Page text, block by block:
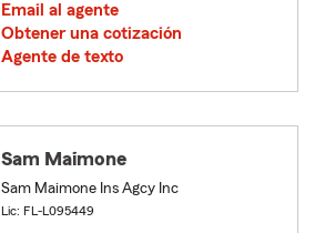
Email al agente
Obtener una cotización
Agente de texto
Sam Maimone
Sam Maimone Ins Agcy Inc
Lic: FL-L095449